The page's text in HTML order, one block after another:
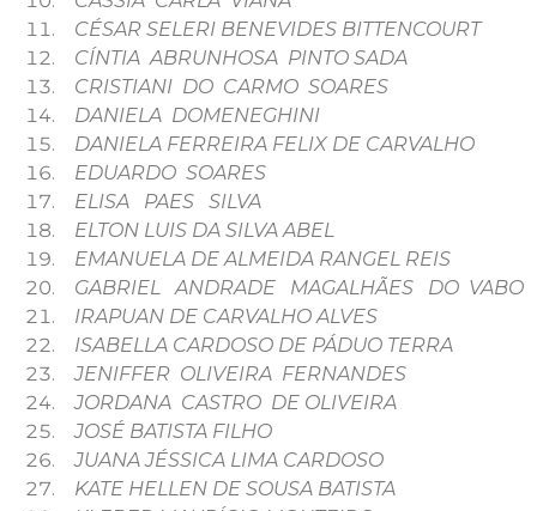
CÉSAR SELERI BENEVIDES BITTENCOURT
CÍNTIA ABRUNHOSA PINTO SADA
CRISTIANI DO CARMO SOARES
DANIELA DOMENEGHINI
DANIELA FERREIRA FELIX DE CARVALHO
EDUARDO SOARES
ELISA PAES SILVA
ELTON LUIS DA SILVA ABEL
EMANUELA DE ALMEIDA RANGEL REIS
GABRIEL ANDRADE MAGALHÃES DO VABO
IRAPUAN DE CARVALHO ALVES
ISABELLA CARDOSO DE PÁDUO TERRA
JENIFFER OLIVEIRA FERNANDES
JORDANA CASTRO DE OLIVEIRA
JOSÉ BATISTA FILHO
JUANA JÉSSICA LIMA CARDOSO
KATE HELLEN DE SOUSA BATISTA